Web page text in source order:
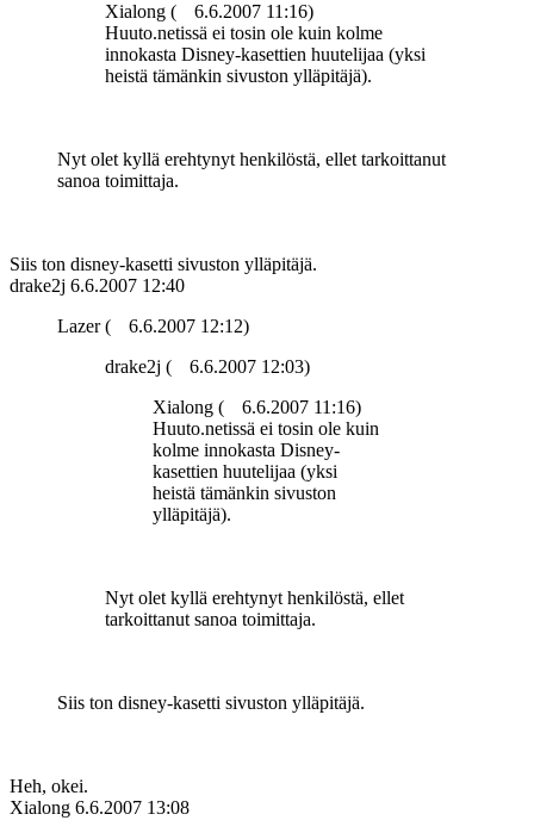
Xialong (
6.6.2007 11:16)
Huuto.netissä ei tosin ole kuin kolme
innokasta Disney-kasettien huutelijaa (yksi
heistä tämänkin sivuston ylläpitäjä).
Nyt olet kyllä erehtynyt henkilöstä, ellet tarkoittanut
sanoa toimittaja.
Siis ton disney-kasetti sivuston ylläpitäjä.
drake2j 6.6.2007 12:40
Lazer (
6.6.2007 12:12)
drake2j (
6.6.2007 12:03)
Xialong (
6.6.2007 11:16)
Huuto.netissä ei tosin ole kuin
kolme innokasta Disney-
kasettien huutelijaa (yksi
heistä tämänkin sivuston
ylläpitäjä).
Nyt olet kyllä erehtynyt henkilöstä, ellet
tarkoittanut sanoa toimittaja.
Siis ton disney-kasetti sivuston ylläpitäjä.
Heh, okei.
Xialong 6.6.2007 13:08